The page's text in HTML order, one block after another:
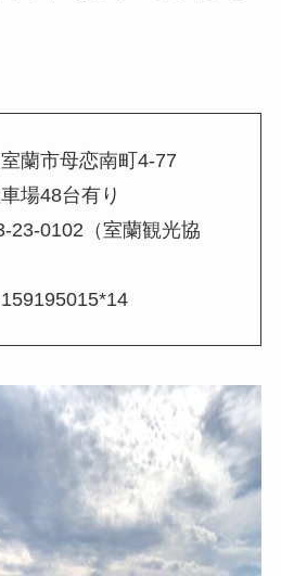
蘭市母恋南町4-77
場48台有り
23-0102（室蘭観光協